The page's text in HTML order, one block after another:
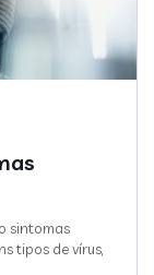
sintomas
tipos de vírus,